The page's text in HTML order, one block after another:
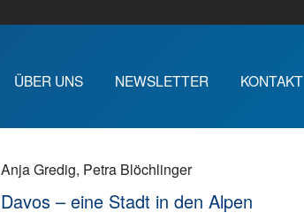
ÜBER UNS NEWSLETTER KONTAKT
Anja Gredig, Petra Blöchlinger
Davos – eine Stadt in den Alpen